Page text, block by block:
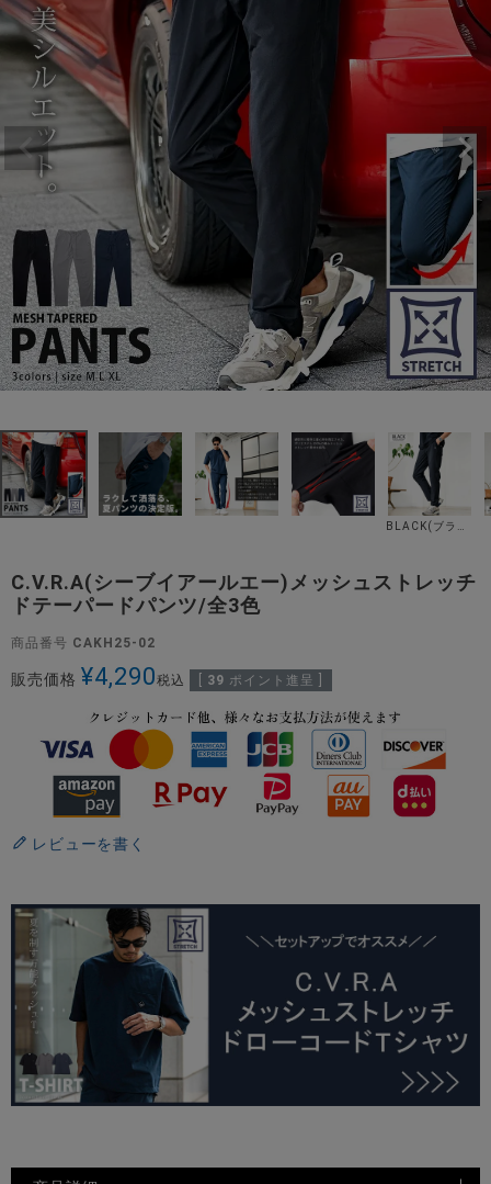
C.V.R.A(シーブイアールエー)メッシュストレッチ
ドテーパードパンツ/全3色
商品番号 CAKH25-02
販売価格 ¥4,290税込 39 ポイント進呈 ]
レビューを書く